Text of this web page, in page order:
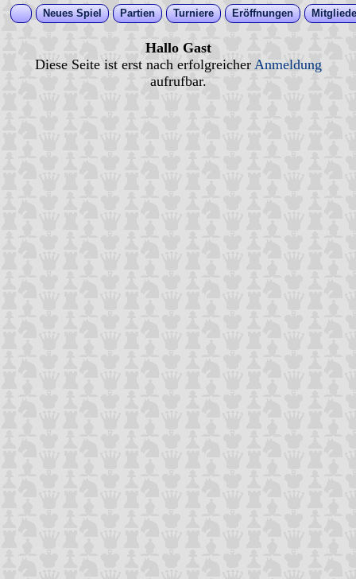
Neues Spiel Partien Turniere Eröffnungen
Hallo Gast
Diese Seite ist erst nach erfolgreicher Anmeldung
aufrufbar.